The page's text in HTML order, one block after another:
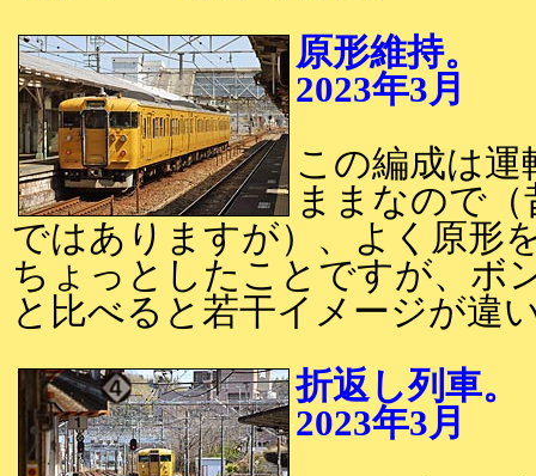
原形維持。
2023年3月
この編成は
ままなので
ではありますが）、よく原形
ちょっとしたことですが、ボ
と比べると若干イメージが違
折返し列車。
2023年3月